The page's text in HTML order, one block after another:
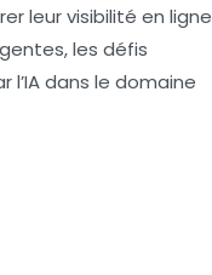
leur visibilité en ligne
les défis
dans le domaine